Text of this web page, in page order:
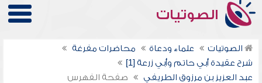
الصوتيات
الصوتيات علماء ودعاة
محاضرات مفرغة
شرح عقيدة أبي حاتم وأبي زرعة [1]
عبد العزيز بن مرزوق الطريفي
صفحة الفهرس